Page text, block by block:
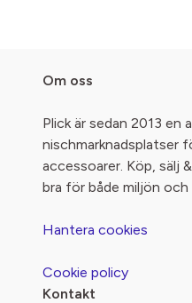
Om oss
Plick är sedan 2013 en
nischmarknadsplatser
accessoarer. Köp, sälj
bra för både miljön och
Hantera cookies
Cookie policy
Kontakt